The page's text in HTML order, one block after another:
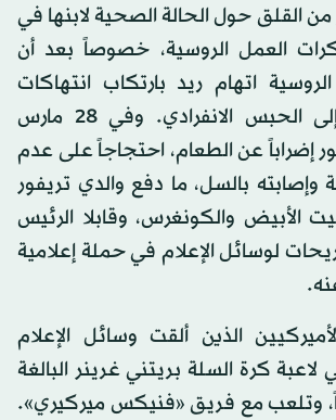
القلق حول الحالة الصحية لابنها في
العمل الروسية، خصوصاً بعد أن
اتهام ريد بارتكاب انتهاكات
كاذبة أدت به إلى الحبس الانفرادي. وفي 28 مارس
إضراباً عن الطعام، احتجاجاً على عدم
وإصابته بالسل، ما دفع والدي تريفور
الأبيض والكونغرس، وقابلا الرئيس
لوسائل الإعلام في حملة إعلامية
الذين ألقت وسائل الإعلام
كرة السلة بريتني غرينر البالغة
31 عاماً، وتلعب مع فريق «فنيكس ميركيري».